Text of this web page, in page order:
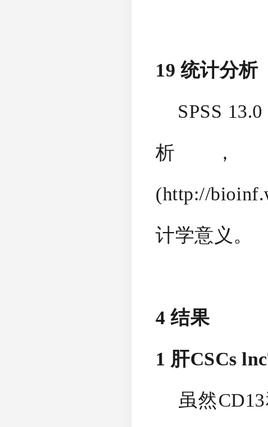
19 统计分析
SPSS 13.0
析，
(http://
计学意义。
4 结果
1 肝CSCs
虽然CD13